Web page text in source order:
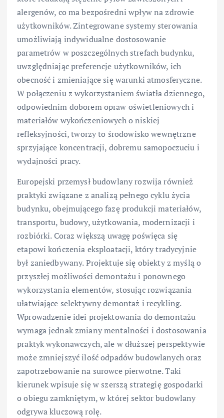
alergenów, co ma bezpośredni wpływ na zdrowie
użytkowników. Zintegrowane systemy sterowania
umożliwiają indywidualne dostosowanie
parametrów w poszczególnych strefach budynku,
uwzględniając preferencje użytkowników, ich
obecność i zmieniające się warunki atmosferyczne.
W połączeniu z wykorzystaniem światła dziennego,
odpowiednim doborem opraw oświetleniowych i
materiałów wykończeniowych o niskiej
refleksyjności, tworzy to środowisko wewnętrzne
sprzyjające koncentracji, dobremu samopoczuciu i
wydajności pracy.
Europejski przemysł budowlany rozwija również
praktyki związane z analizą pełnego cyklu życia
budynku, obejmującego fazę produkcji materiałów,
transportu, budowy, użytkowania, modernizacji i
rozbiórki. Coraz większą uwagę poświęca się
etapowi kończenia eksploatacji, który tradycyjnie
był zaniedbywany. Projektuje się obiekty z myślą o
przyszłej możliwości demontażu i ponownego
wykorzystania elementów, stosując rozwiązania
ułatwiające selektywny demontaż i recykling.
Wprowadzenie idei projektowania do demontażu
wymaga jednak zmiany mentalności i dostosowania
praktyk wykonawczych, ale w dłuższej perspektywie
może zmniejszyć ilość odpadów budowlanych oraz
zapotrzebowanie na surowce pierwotne. Taki
kierunek wpisuje się w szerszą strategię gospodarki
o obiegu zamkniętym, w której sektor budowlany
odgrywa kluczową rolę.